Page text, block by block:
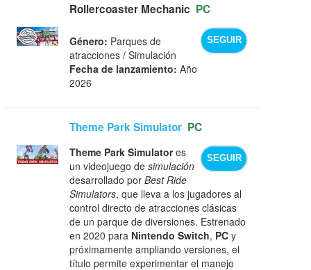
Rollercoaster Mechanic PC
SEGUIR
Género: Parques de
atracciones / Simulación
Fecha de lanzamiento: Año
2026
Theme Park Simulator PC
SEGUIR
Theme Park Simulatores
un videojuego desimulación
desarrollado porBest Ride
Simulators, que lleva a los jugadores al
control directo de atracciones clásicas
de un parque de diversiones. Estrenado
en 2020 para Nintendo Switch, PC y
próximamente ampliando versiones, el
título permite experimentar el manejo